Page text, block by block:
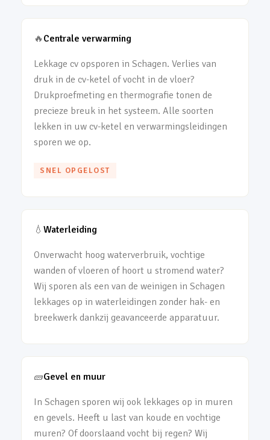
🔥 Centrale verwarming
Lekkage cv opsporen in Schagen. Verlies van
druk in de cv-ketel of vocht in de vloer?
Drukproefmeting en thermografie tonen de
precieze breuk in het systeem. Alle soorten
lekken in uw cv-ketel en verwarmingsleidingen
sporen we op.
SNEL OPGELOST
💧 Waterleiding
Onverwacht hoog waterverbruik, vochtige
wanden of vloeren of hoort u stromend water?
Wij sporen als een van de weinigen in Schagen
lekkages op in waterleidingen zonder hak- en
breekwerk dankzij geavanceerde apparatuur.
🧱Gevel en muur
In Schagen sporen wij ook lekkages op in muren
en gevels. Heeft u last van koude en vochtige
muren? Of doorslaand vocht bij regen? Wij